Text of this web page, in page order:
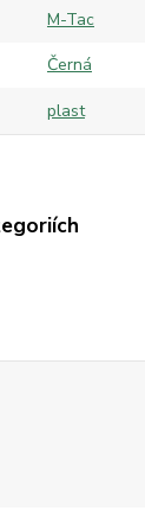
M-Tac
Černá
plast